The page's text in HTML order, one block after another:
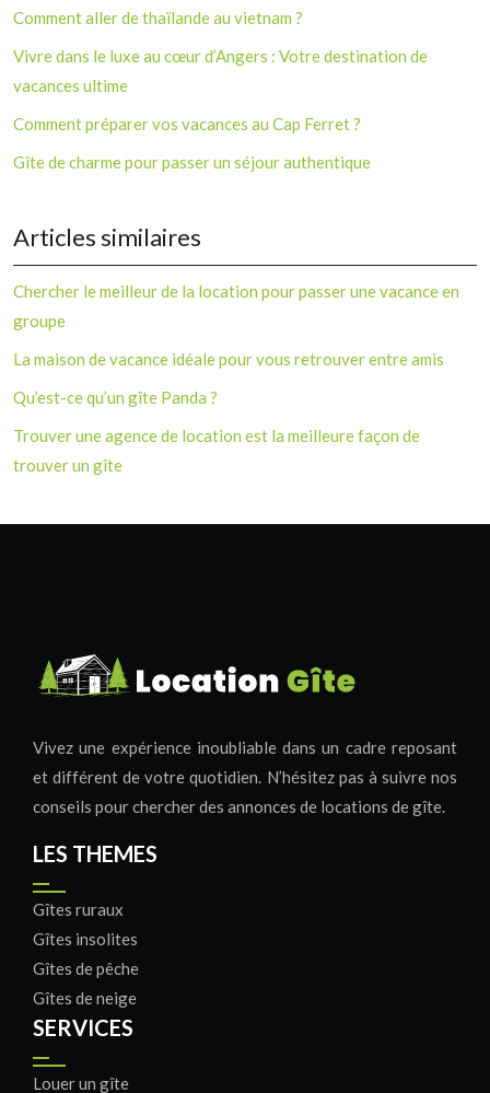
Comment aller de thaïlande au vietnam ?
Vivre dans le luxe au cœur d’Angers : Votre destination de
vacances ultime
Comment préparer vos vacances au Cap Ferret ?
Gîte de charme pour passer un séjour authentique
Articles similaires
Chercher le meilleur de la location pour passer une vacance en
groupe
La maison de vacance idéale pour vous retrouver entre amis
Qu’est-ce qu’un gîte Panda ?
Trouver une agence de location est la meilleure façon de
trouver un gîte
Vivez une expérience inoubliable dans un cadre reposant
et différent de votre quotidien. N’hésitez pas à suivre nos
conseils pour chercher des annonces de locations de gîte.
LES THEMES
Gîtes ruraux
Gîtes insolites
Gîtes de pêche
Gîtes de neige
SERVICES
Louer un gîte